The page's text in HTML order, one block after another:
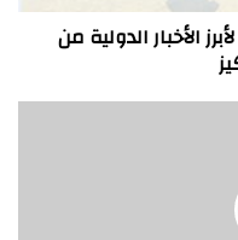
الأخبار الدولية من